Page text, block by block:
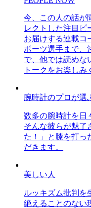
今、この人の話が
レクトした注目ピ
お届けする連載コ
ポーツ選手まで、
で、他では読めな
トークをお楽しみ
腕時計のプロが選
数多の腕時計を日
そんな彼らが魅了
た！」と膝を打っ
だきます。
美しい人
ルッキズム批判を
絶えることのない